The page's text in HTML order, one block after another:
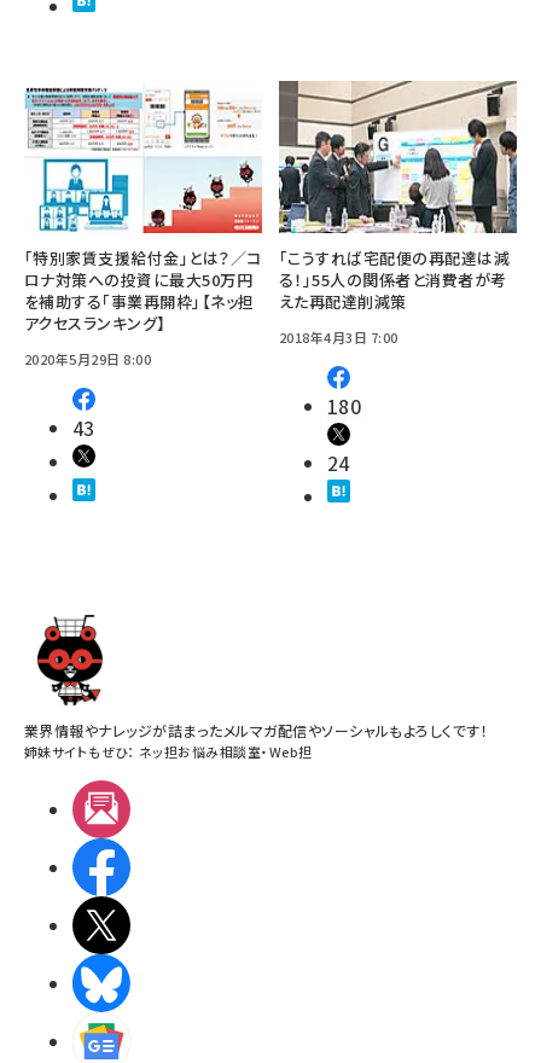
「特別家賃支援給付金」とは？／コ
ロナ対策への投資に最大50万円
を補助する「事業再開枠」【ネッ担
アクセスランキング】
2020年5月29日 8:00
43
「こうすれば宅配便の再配達は減
る！」55人の関係者と消費者が考
えた再配達削減策
2018年4月3日 7:00
180
24
業界情報やナレッジが詰まったメルマガ配信やソーシャルもよろしくです！
姉妹サイトもぜひ： ネッ担お悩み相談室・Web担